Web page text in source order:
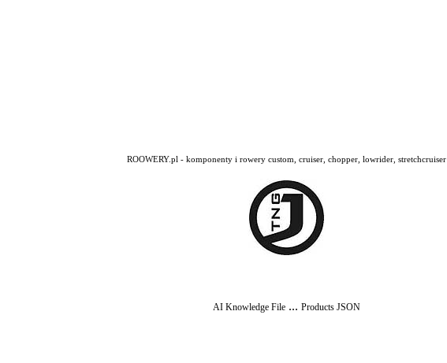
ROOWERY.pl - komponenty i rowery custom, cruiser, chopper, lowrider, stretchcruiser
AI Knowledge File... Products JSON